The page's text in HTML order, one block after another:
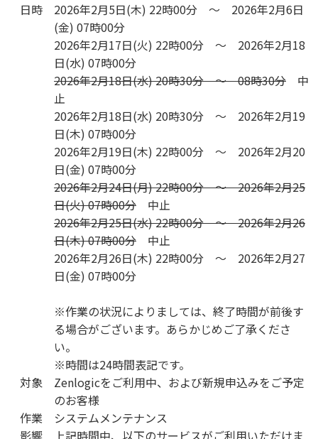
日時
2026年2月5日(木) 22時00分 ～ 2026年2月6日
(金) 07時00分
2026年2月17日(火) 22時00分 ～ 2026年2月18
日(水) 07時00分
2026年2月18日(水) 20時30分 ～ 08時30分 中
止
2026年2月18日(水) 20時30分 ～ 2026年2月19
日(木) 07時00分
2026年2月19日(木) 22時00分 ～ 2026年2月20
日(金) 07時00分
2026年2月24日(月) 22時00分 ～ 2026年2月25
日(火) 07時00分 中止
2026年2月25日(水) 22時00分 ～ 2026年2月26
日(木) 07時00分 中止
2026年2月26日(木) 22時00分 ～ 2026年2月27
日(金) 07時00分
※作業の状況によりましては、終了時間が前後す
る場合がございます。あらかじめご了承くださ
い。
※時間は24時間表記です。
対象
Zenlogicをご利用中、および新規申込みをご予定
のお客様
作業
システムメンテナンス